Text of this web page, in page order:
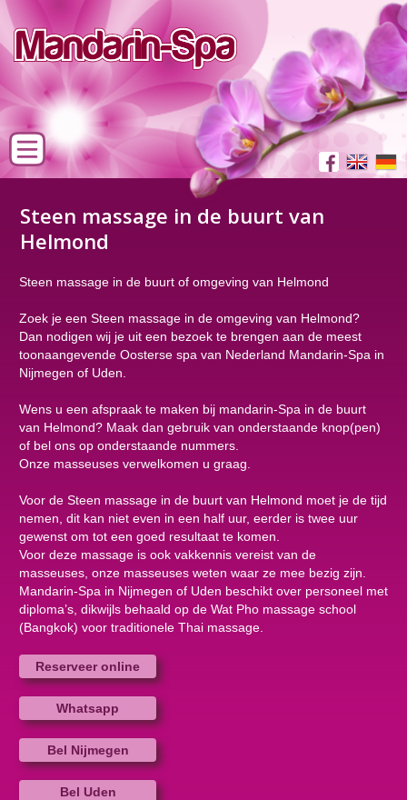
Steen massage in de buurt van
Helmond
Steen massage in de buurt of omgeving van Helmond
Zoek je een Steen massage in de omgeving van Helmond?
Dan nodigen wij je uit een bezoek te brengen aan de meest
toonaangevende Oosterse spa van Nederland Mandarin-Spa in
Nijmegen of Uden.
Wens u een afspraak te maken bij mandarin-Spa in de buurt
van Helmond? Maak dan gebruik van onderstaande knop(pen)
of bel ons op onderstaande nummers.
Onze masseuses verwelkomen u graag.
Voor de Steen massage in de buurt van Helmond moet je de tijd
nemen, dit kan niet even in een half uur, eerder is twee uur
gewenst om tot een goed resultaat te komen.
Voor deze massage is ook vakkennis vereist van de
masseuses, onze masseuses weten waar ze mee bezig zijn.
Mandarin-Spa in Nijmegen of Uden beschikt over personeel met
diploma’s, dikwijls behaald op de Wat Pho massage school
(Bangkok) voor traditionele Thai massage.
Reserveer online
Whatsapp
Bel Nijmegen
Bel Uden